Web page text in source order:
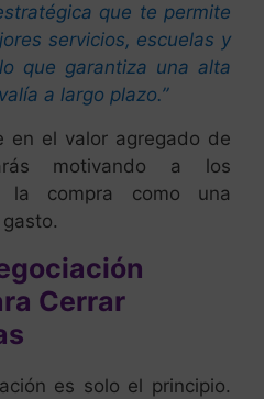
que te permite
servicios, escuelas y
que garantiza una alta
a largo plazo.”
en el valor agregado de
motivando a los
la compra como una
Cerrar
es solo el principio.